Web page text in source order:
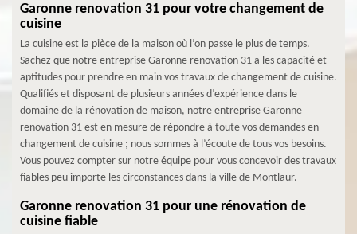
Garonne renovation 31 pour votre changement de
cuisine
La cuisine est la pièce de la maison où l’on passe le plus de temps.
Sachez que notre entreprise Garonne renovation 31 a les capacité et
aptitudes pour prendre en main vos travaux de changement de cuisine.
Qualifiés et disposant de plusieurs années d’expérience dans le
domaine de la rénovation de maison, notre entreprise Garonne
renovation 31 est en mesure de répondre à toute vos demandes en
changement de cuisine ; nous sommes à l’écoute de tous vos besoins.
Vous pouvez compter sur notre équipe pour vous concevoir des travaux
fiables peu importe les circonstances dans la ville de Montlaur.
Garonne renovation 31 pour une rénovation de
cuisine fiable